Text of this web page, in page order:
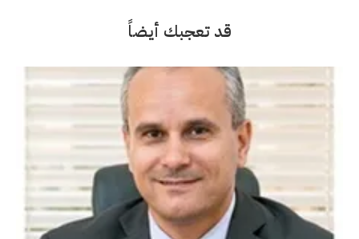
قد تعجبك أيضاً